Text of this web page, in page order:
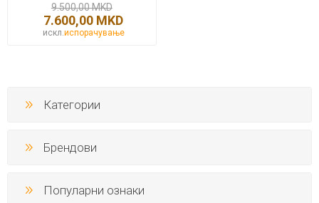
9.500,00 MKD
7.600,00 MKD
искл. испорачување
Категории
Брендови
Популарни ознаки